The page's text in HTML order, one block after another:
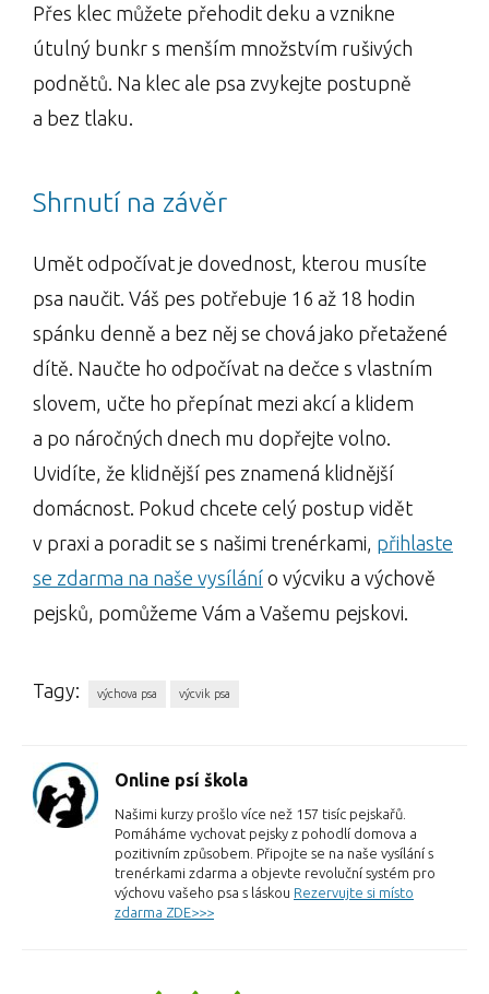
Přes klec můžete přehodit deku a vznikne
útulný bunkr s menším množstvím rušivých
podnětů. Na klec ale psa zvykejte postupně
a bez tlaku.
Shrnutí na závěr
Umět odpočívat je dovednost, kterou musíte
psa naučit. Váš pes potřebuje 16 až 18 hodin
spánku denně a bez něj se chová jako přetažené
dítě. Naučte ho odpočívat na dečce s vlastním
slovem, učte ho přepínat mezi akcí a klidem
a po náročných dnech mu dopřejte volno.
Uvidíte, že klidnější pes znamená klidnější
domácnost. Pokud chcete celý postup vidět
v praxi a poradit se s našimi trenérkami, přihlaste
se zdarma na naše vysílání o výcviku a výchově
pejsků, pomůžeme Vám a Vašemu pejskovi.
Tagy: výchova psa výcvik psa
Online psí škola
Našimi kurzy prošlo více než 157 tisíc pejskařů.
Pomáháme vychovat pejsky z pohodlí domova a
pozitivním způsobem. Připojte se na naše vysílání s
trenérkami zdarma a objevte revoluční systém pro
výchovu vašeho psa s láskou Rezervujte si místo
zdarma ZDE>>>